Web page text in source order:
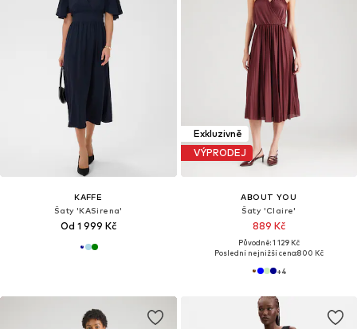
KAFFE
Šaty 'KASirena'
Od 1 999 Kč
Exkluzivně
VÝPRODEJ
ABOUT YOU
Šaty 'Claire'
889 Kč
Původně: 1 129 Kč
Poslední nejnižší cena:800 Kč
+4